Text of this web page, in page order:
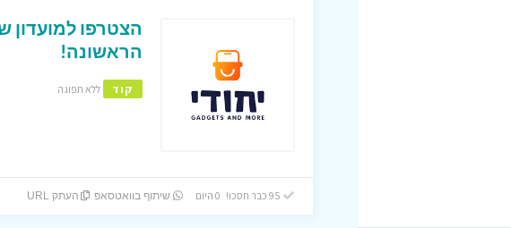
הראשונה!
קוד ללא תפוגה
שיתוף בוואטסאפ העתק URL